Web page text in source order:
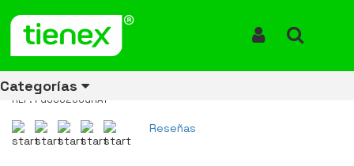
Categorías
Cubiertero 4 Compartimientos Gris FG336200GRAY
Cubiertero 4 Compartimientos
Gris FG336200GRAY
REF: FG336200GRAY
Reseñas